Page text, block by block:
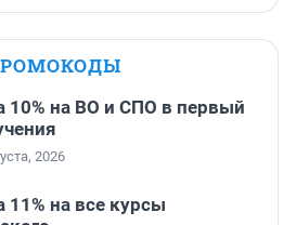
10% на ВО и СПО в первый
2026
11% на все курсы